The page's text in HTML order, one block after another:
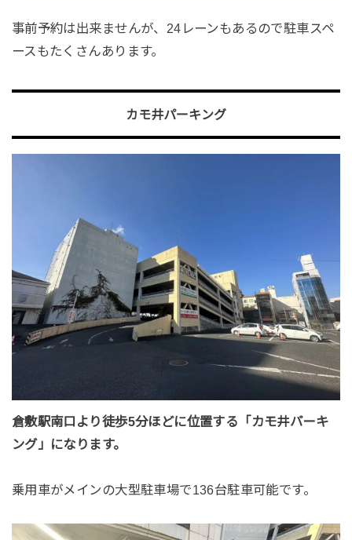
事前予約は出来ませんが、24レーンもあるので駐車スペ
ースもたくさんあります。
カモ井パーキング
倉敷駅南口より徒歩5分ほどに位置する「カモ井パーキ
ング」になります。
乗用車がメインの大型駐車場で136台駐車可能です。